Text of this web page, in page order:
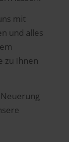
mit
und alles
zu Ihnen